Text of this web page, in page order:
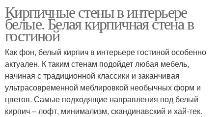
Кирпичные стены в интерьере
белые. Белая кирпичная стена в
гостиной
Как фон, белый кирпич в интерьере гостиной особенно
актуален. К таким стенам подойдет любая мебель,
начиная с традиционной классики и заканчивая
ультрасовременной меблировкой необычных форм и
цветов. Самые подходящие направления под белый
кирпич – лофт, минимализм, скандинавский и хай-тек.